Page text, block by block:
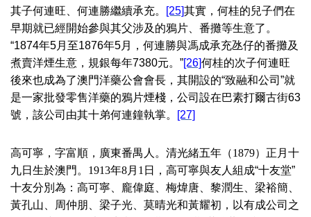
其子何連旺、何連勝繼續承充。
[25]其實，何桂的兒子們在
早期就已經開始參與其父涉及的鴉片、番攤等生意了。
“1874年5月至1876年5月，何連勝與馮成承充氹仔的番攤及
煮賣洋煙生意，規銀每年7380元。”[26]何桂的次子何連旺
後來也成為了澳門洋藥公會會長，其開設的“致融和公司”就
是一家批發零售洋藥的鴉片煙棧，公司設在巴素打爾古街63
號，該公司由其十弟何連鐘執掌。
[27]
高可寧，字富順，廣東番禺人。清光緒五年（1879）正月十
九日生於澳門。 1913年8月 1 日，高可寧與友人組成“十友堂”
十友分別為：高可寧、龐偉庭、梅煒唐、黎潤生、梁裕簡、
黃孔山、周仲朋、梁子光、莫晴光和黃耀初，以有成公司之